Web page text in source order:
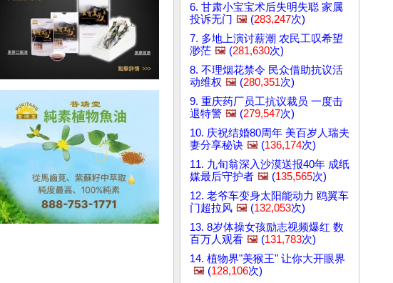
6. 甘肃小宝宝术后失明失聪 家属
投诉无门 🖼️ (283,247次)
7. 多地上演讨薪潮 农民工叹希望
渺茫 🖼️ (281,630次)
8. 不理烟花禁令 民众借助抗议活
动维权 🖼️ (280,351次)
9. 重庆药厂员工抗议裁员 一度击
退特警 🖼️ (279,547次)
10. 庆祝结婚80周年 美百岁人瑞夫
妻分享秘诀 🖼️ (136,174次)
11. 九旬翁深入沙漠送报40年 成纸
媒最后守护者 🖼️ (135,565次)
12. 老爷车变身太阳能动力 鸥翼车
门超拉风 🖼️ (132,053次)
13. 8岁体操女孩励志视频爆红 数
百万人观看 🖼️ (131,783次)
14. 植物界"美猴王" 让你大开眼界
🖼️ (128,106次)